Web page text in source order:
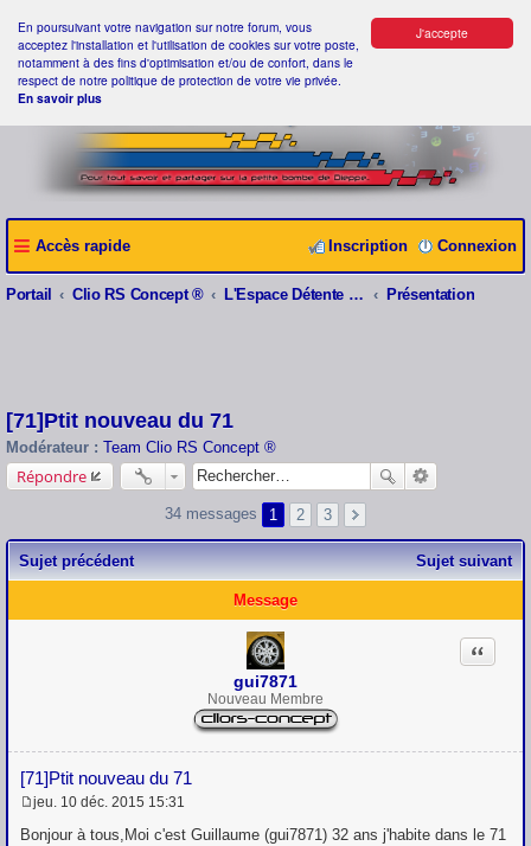
J'accepte
En poursuivant votre navigation sur notre forum, vous
acceptez l'installation et l'utilisation de cookies sur votre poste,
notamment à des fins d'optimisation et/ou de confort, dans le
respect de notre politique de protection de votre vie privée.
En savoir plus
Accès rapide Connexion
Inscription
Portail Clio RS Concept ® L'Espace Détente Clio RS Concept ® Présentation
[71]Ptit nouveau du 71
Modérateur : Team Clio RS Concept ®
Répondre
34 messages 1 2 3
Sujet précédent Sujet suivant
Message
gui7871
Nouveau Membre
[71]Ptit nouveau du 71
Citation
e
jeu. 10 déc. 2015 15:31
Bonjour à tous,Moi c'est Guillaume (gui7871) 32 ans j'habite dans le 71